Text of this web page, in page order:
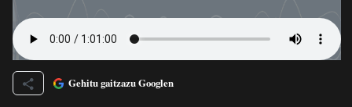
Gehitu gaitzazu Googlen